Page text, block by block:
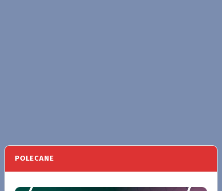
POLECANE